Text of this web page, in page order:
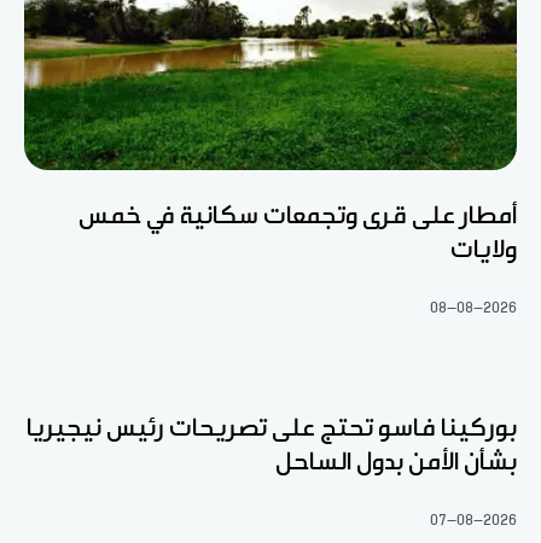
أمطار على قرى وتجمعات سكانية في خمس
ولايات
08-08-2026
بوركينا فاسو تحتج على تصريحات رئيس نيجيريا
بشأن الأمن بدول الساحل
07-08-2026